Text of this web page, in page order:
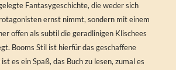
Fantasygeschichte, die weder sich
ernst nimmt, sondern mit einem
offen als subtil die geradlinigen Klischees
Booms Stil ist hierfür das geschaffene
es ein Spaß, das Buch zu lesen, zumal es